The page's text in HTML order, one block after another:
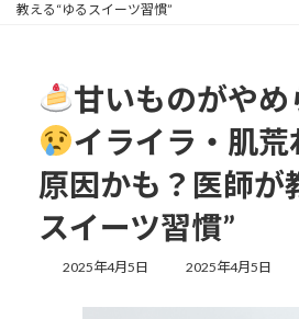
教える“ゆるスイーツ習慣”
甘いものがや
イライラ・肌荒
原因かも？医師が
スイーツ習慣”
2025年4月5日
最
更
2025年4月5日